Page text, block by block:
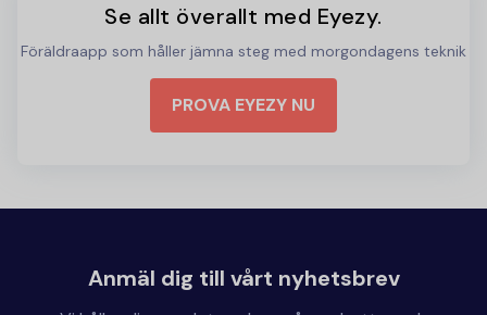
Se allt överallt med Eyezy.
Föräldraapp som håller jämna steg med morgondagens teknik
PROVA EYEZY NU
Anmäl dig till vårt nyhetsbrev